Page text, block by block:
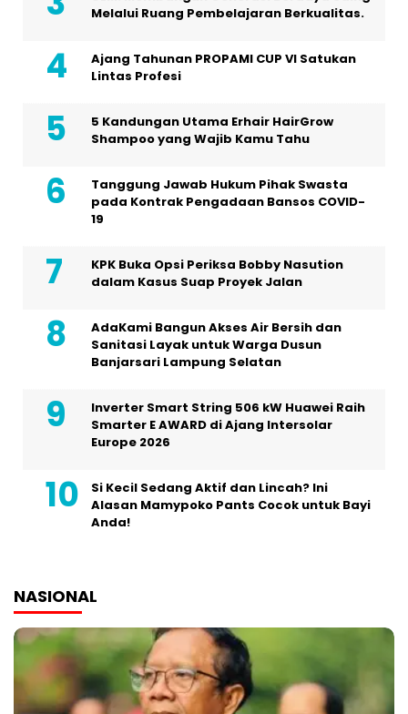
Melalui Ruang Pembelajaran Berkualitas.
Ajang Tahunan PROPAMI CUP VI Satukan
Lintas Profesi
5 Kandungan Utama Erhair HairGrow
Shampoo yang Wajib Kamu Tahu
Tanggung Jawab Hukum Pihak Swasta
pada Kontrak Pengadaan Bansos COVID-
19
KPK Buka Opsi Periksa Bobby Nasution
dalam Kasus Suap Proyek Jalan
AdaKami Bangun Akses Air Bersih dan
Sanitasi Layak untuk Warga Dusun
Banjarsari Lampung Selatan
Inverter Smart String 506 kW Huawei Raih
Smarter E AWARD di Ajang Intersolar
Europe 2026
Si Kecil Sedang Aktif dan Lincah? Ini
Alasan Mamypoko Pants Cocok untuk Bayi
Anda!
NASIONAL